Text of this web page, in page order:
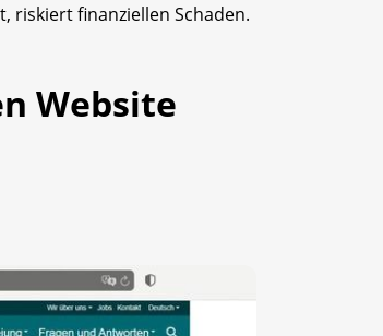
riskiert finanziellen Schaden.
Website